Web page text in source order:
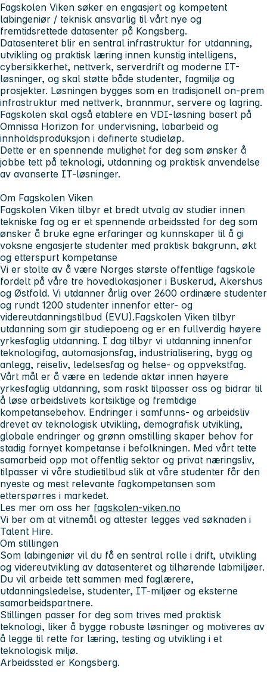
Fagskolen Viken søker en engasjert og kompetent
labingeniør / teknisk ansvarlig til vårt nye og
fremtidsrettede datasenter på Kongsberg.
Datasenteret blir en sentral infrastruktur for utdanning,
utvikling og praktisk læring innen kunstig intelligens,
cybersikkerhet, nettverk, serverdrift og moderne IT-
løsninger, og skal støtte både studenter, fagmiljø og
prosjekter. Løsningen bygges som en tradisjonell on-prem
infrastruktur med nettverk, brannmur, servere og lagring.
Fagskolen skal også etablere en VDI-løsning basert på
Omnissa Horizon for undervisning, labarbeid og
innholdsproduksjon i definerte studieløp.
Dette er en spennende mulighet for deg som ønsker å
jobbe tett på teknologi, utdanning og praktisk anvendelse
av avanserte IT-løsninger.
Om Fagskolen Viken
Fagskolen Viken tilbyr et bredt utvalg av studier innen
tekniske fag og er et spennende arbeidssted for deg som
ønsker å bruke egne erfaringer og kunnskaper til å gi
voksne engasjerte studenter med praktisk bakgrunn, økt
og etterspurt kompetanse
Vi er stolte av å være Norges største offentlige fagskole
fordelt på våre tre hovedlokasjoner i Buskerud, Akershus
og Østfold. Vi utdanner årlig over 2600 ordinære studenter
og rundt 1200 studenter innenfor etter- og
videreutdanningstilbud (EVU).Fagskolen Viken tilbyr
utdanning som gir studiepoeng og er en fullverdig høyere
yrkesfaglig utdanning. I dag tilbyr vi utdanning innenfor
teknologifag, automasjonsfag, industrialisering, bygg og
anlegg, reiseliv, ledelsesfag og helse- og oppvekstfag.
Vårt mål er å være en ledende aktør innen høyere
yrkesfaglig utdanning, som raskt tilpasser oss og bidrar til
å løse arbeidslivets kortsiktige og fremtidige
kompetansebehov. Endringer i samfunns- og arbeidsliv
drevet av teknologisk utvikling, demografisk utvikling,
globale endringer og grønn omstilling skaper behov for
stadig fornyet kompetanse i befolkningen. Med vårt tette
samarbeid opp mot offentlig sektor og privat næringsliv,
tilpasser vi våre studietilbud slik at våre studenter får den
nyeste og mest relevante fagkompetansen som
etterspørres i markedet.
Les mer om oss her fagskolen-viken.no
Vi ber om at vitnemål og attester legges ved søknaden i
Talent Hire.
Om stillingen
Som labingeniør vil du få en sentral rolle i drift, utvikling
og videreutvikling av datasenteret og tilhørende labmiljøer.
Du vil arbeide tett sammen med faglærere,
utdanningsledelse, studenter, IT-miljøer og eksterne
samarbeidspartnere.
Stillingen passer for deg som trives med praktisk
teknologi, liker å bygge robuste løsninger og motiveres av
å legge til rette for læring, testing og utvikling i et
teknologisk miljø.
Arbeidssted er Kongsberg.